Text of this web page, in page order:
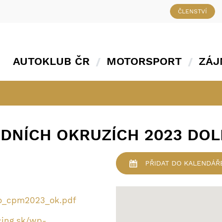
ČLENSTVÍ
AUTOKLUB ČR MOTORSPORT
OKRUZÍCH 2023
PŘIDATDO